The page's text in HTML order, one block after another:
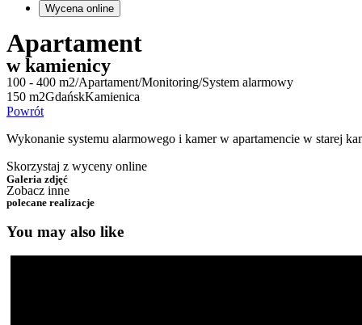
Wycena online
Apartament
w kamienicy
100 - 400 m2/Apartament/Monitoring/System alarmowy
150 m2GdańskKamienica
Powrót
Wykonanie systemu alarmowego i kamer w apartamencie w starej
Skorzystaj z wyceny online
Galeria zdjęć
Zobacz inne
polecane realizacje
You may also like